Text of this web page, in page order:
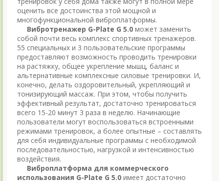
оценить все достоинства этой мощной и
многофункциональной виброплатформы.
Вибротренажер G-Plate G 5.0 может заменить
собой почти весь комплекс спортивных тренажеров.
55 специальных и 3 пользовательские программы
предоставляют возможность проводить тренировки
на растяжку, общее укрепление мышц, баланс и
альтернативные комплексные силовые тренировки. И,
конечно, делать оздоровительный, укрепляющий и
тонизирующий массаж. При этом, чтобы получить
эффективный результат, достаточно тренироваться
всего 15-20 минут 3 раза в неделю. Начинающие
пользователи могут воспользоваться встроенными
режимами тренировок, а более опытные – составлять
для себя индивидуальные программы с необходимой
последовательностью, нагрузкой и интенсивностью
воздействия.
Виброплатформа для коммерческого
использования G-Plate G 5.0 имеет достаточно